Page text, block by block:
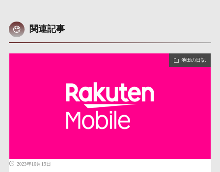
関連記事
池田の日記
2023年10月19日